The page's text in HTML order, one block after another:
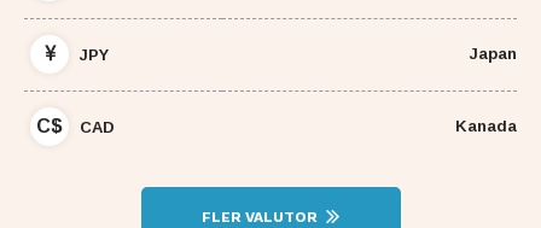
JPY Japan
C$ CAD Kanada
FLER VALUTOR